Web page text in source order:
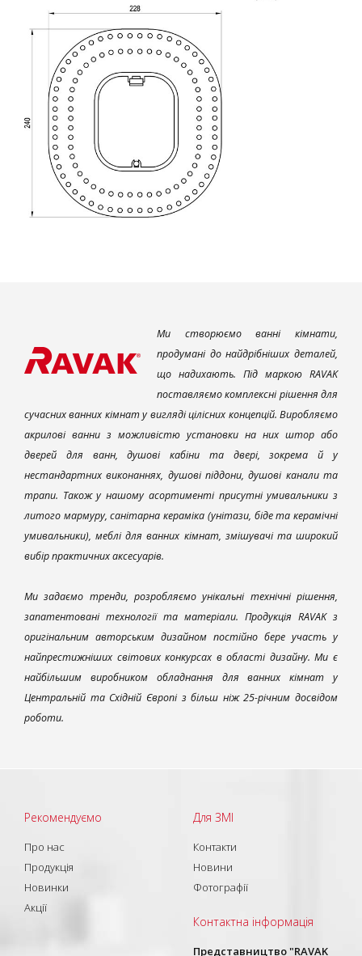
Ми створюємо ванні кімнати,
продумані до найдрібніших деталей,
що надихають. Під маркою RAVAK
поставляємо комплексні рішення для
сучасних ванних кімнат у вигляді цілісних концепцій. Виробляємо
акрилові ванни з можливістю установки на них штор або
дверей для ванн, душові кабіни та двері, зокрема й у
нестандартних виконаннях, душові піддони, душові канали та
трапи. Також у нашому асортименті присутні умивальники з
литого мармуру, санітарна кераміка (унітази, біде та керамічні
умивальники), меблі для ванних кімнат, змішувачі та широкий
вибір практичних аксесуарів.
Ми задаємо тренди, розробляємо унікальні технічні рішення,
запатентовані технології та матеріали. Продукція RAVAK з
оригінальним авторським дизайном постійно бере участь у
найпрестижніших світових конкурсах в області дизайну. Ми є
найбільшим виробником обладнання для ванних кімнат у
Центральній та Східній Європі з більш ніж 25-річним досвідом
роботи.
Рекомендуємо
Про нас
Продукція
Новинки
Акції
Для ЗМІ
Контакти
Новини
Фотографії
Контактна інформація
Представництво "RAVAK